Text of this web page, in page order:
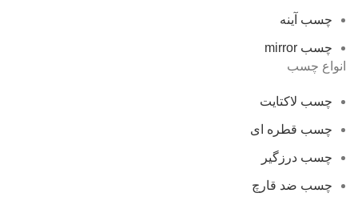
چسب آینه
چسب mirror
انواع چسب
چسب لاکتایت
چسب قطره ای
چسب درزگیر
چسب ضد قارچ